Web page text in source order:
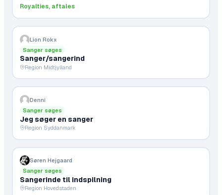
Royalties, aftales
Lion Rokx
Sanger søges
Sanger/sangerind
Region Midtjylland
Denni
Sanger søges
Jeg søger en sanger
Region Syddanmark
Søren Hejgaard
Sanger søges
Sangerinde til indspilning
Region Hovedstaden